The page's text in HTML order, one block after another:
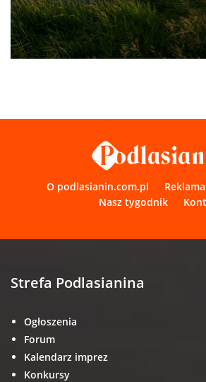
O podlasianin.com.pl Reklama
Nasz tygodnik
Strefa Podlasianina
Ogłoszenia
Forum
Kalendarz imprez
Konkursy